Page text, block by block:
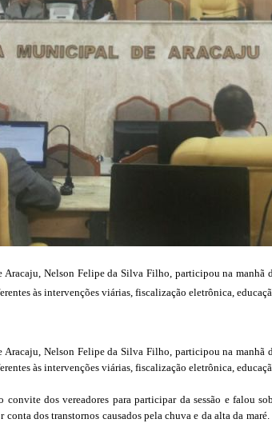
Nelson Felipe da Silva Filho, participou na
às intervenções viárias, fiscalização eletrônica,
Nelson Felipe da Silva Filho, participou na
às intervenções viárias, fiscalização eletrônica,
dos vereadores para participar da sessão e falou
dos transtornos causados pela chuva e da alta da